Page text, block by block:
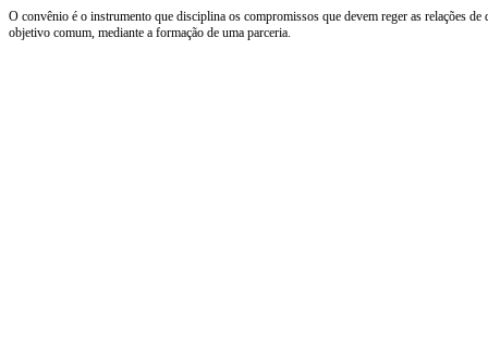
O convênio é o instrumento que disciplina os compromissos que devem reger as relações
objetivo comum, mediante a formação de uma parceria.